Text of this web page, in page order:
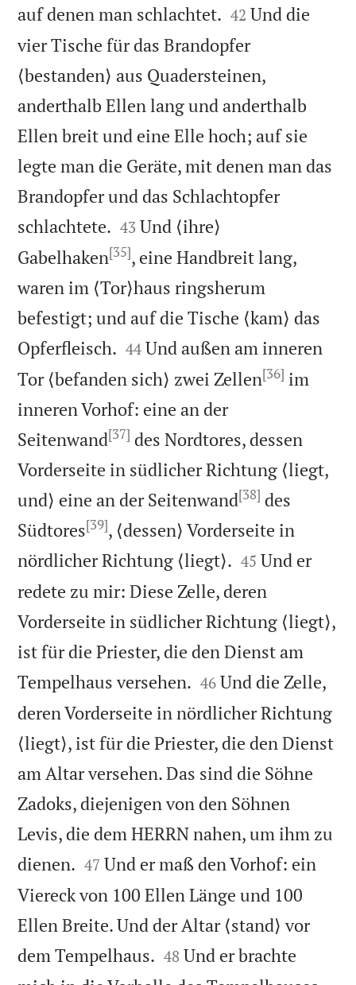
auf denen man schlachtet. 

42 Und die
vier Tische für das Brandopfer
⟨bestanden⟩ aus Quadersteinen,
anderthalb Ellen lang und anderthalb
Ellen breit und eine Elle hoch; auf sie
legte man die Geräte, mit denen man das
Brandopfer und das Schlachtopfer
schlachtete. 

43 Und ⟨ihre⟩
Gabelhaken[35], eine Handbreit lang,
waren im ⟨Tor⟩haus ringsherum
befestigt; und auf die Tische ⟨kam⟩ das
Opferfleisch. 

44 Und außen am inneren
Tor ⟨befanden sich⟩ zwei Zellen[36] im
inneren Vorhof: eine an der
Seitenwand[37] des Nordtores, dessen
Vorderseite in südlicher Richtung ⟨liegt,
und⟩ eine an der Seitenwand[38] des
Südtores[39], ⟨dessen⟩ Vorderseite in
nördlicher Richtung ⟨liegt⟩. 

45 Und er
redete zu mir: Diese Zelle, deren
Vorderseite in südlicher Richtung ⟨liegt⟩,
ist für die Priester, die den Dienst am
Tempelhaus versehen. 

46 Und die Zelle,
deren Vorderseite in nördlicher Richtung
⟨liegt⟩, ist für die Priester, die den Dienst
am Altar versehen. Das sind die Söhne
Zadoks, diejenigen von den Söhnen
Levis, die dem HERRN nahen, um ihm zu
dienen. 

47 Und er maß den Vorhof: ein
Viereck von 100 Ellen Länge und 100
Ellen Breite. Und der Altar ⟨stand⟩ vor
dem Tempelhaus. 

48 Und er brachte